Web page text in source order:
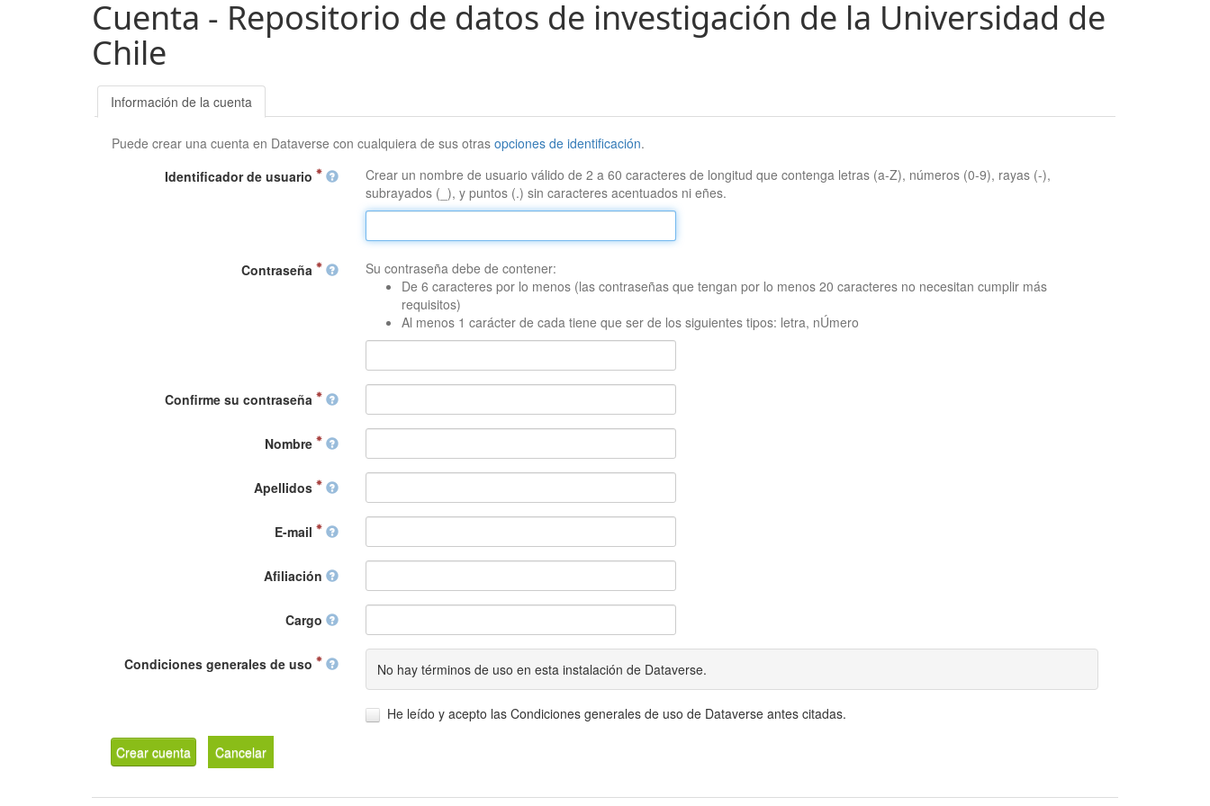
Cuenta - Repositorio de datos de investigación de la Universidad de
Chile
Información de la cuenta
Puede crear una cuenta en Dataverse con cualquiera de sus otrasopciones de identificación.
Identificador de usuario
Crear un nombre de usuario válido de 2 a 60 caracteres de longitud que contenga letras (a-Z), números (0-9), rayas (-),
subrayados (_), y puntos (.) sin caracteres acentuados ni eñes.
Contraseña
Su contraseña debe de contener:
De 6 caracteres por lo menos (las contraseñas que tengan por lo menos 20 caracteres no necesitan cumplir más
requisitos)
Al menos 1 carácter de cada tiene que ser de los siguientes tipos: letra, nÚmero
Confirme su contraseña
Nombre
Apellidos
E-mail
Afiliación
Cargo
Condiciones generales de uso No hay términos de uso en esta instalación de Dataverse.
He leído y acepto las Condiciones generales de uso de Dataverse antes citadas.
Crear cuenta Cancelar